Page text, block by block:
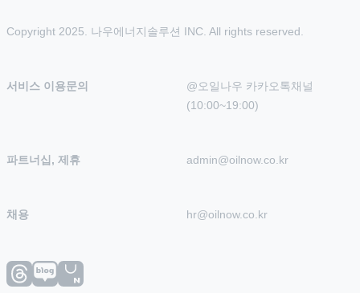
Copyright 2025. 나우에너지솔루션 INC. All rights reserved.
서비스 이용문의
@오일나우 카카오톡채널
(10:00~19:00)
파트너십, 제휴 admin@oilnow.co.kr
채용 hr@oilnow.co.kr